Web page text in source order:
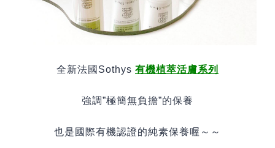
全新法國 Sothys 有機植萃活膚系列
強調”極簡無負擔”的保養
也是國際有機認證的純素保養喔～～